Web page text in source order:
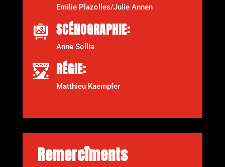
Emilie Plazolles/Julie Annen
SCÉNOGRAPHIE:
Anne Sollie
RÉGIE:
Matthieu Kaempfer
Remercîments